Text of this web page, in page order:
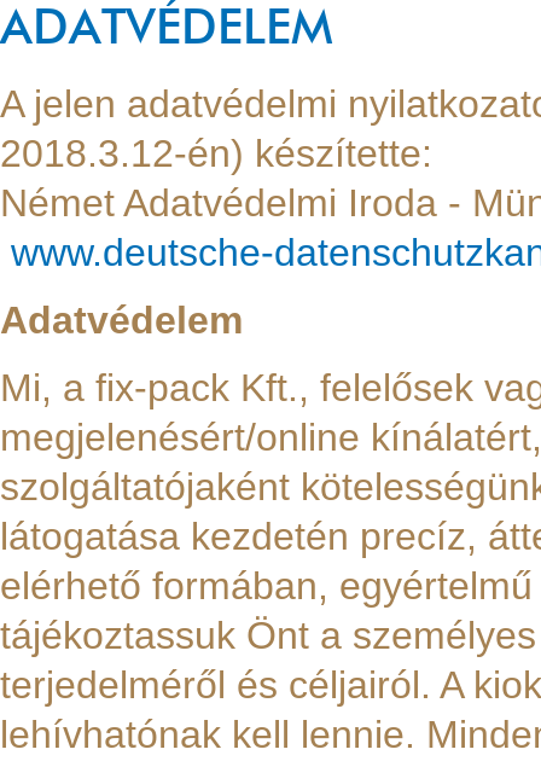
ADATVÉDELEM
A jelen adatvédelmi
2018.3.12-én) készítette:
Német Adatvédelmi Iroda -
www.deutsche-
Adatvédelem
Mi, a fix-pack Kft., felelősek
megjelenésért/online
szolgáltatójaként
látogatása kezdetén precíz,
elérhető formában,
tájékoztassuk Önt a
terjedelméről és céljairól. A
lehívhatónak kell lennie.